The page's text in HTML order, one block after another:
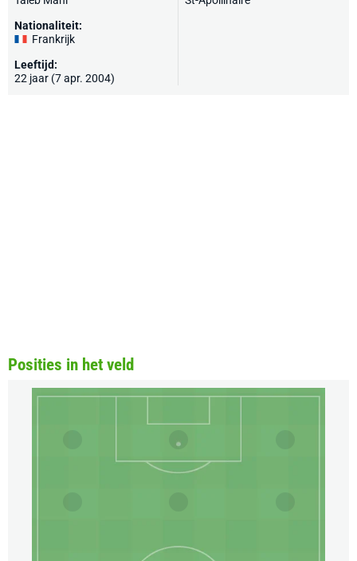
Nationaliteit:
Frankrijk
Leeftijd:
22 jaar (7 apr. 2004)
Posities in het veld